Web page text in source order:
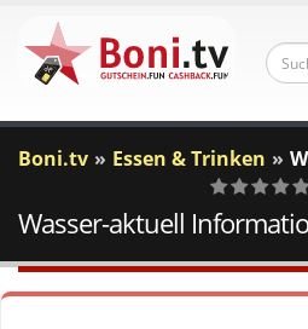
Boni.tv Essen & Trinken
0
Votes
Wasser-aktuell